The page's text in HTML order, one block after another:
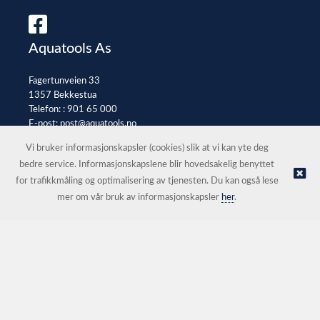
Aquatools As
Fagertunveien 33
1357 Bekkestua
Telefon: : 901 65 000
E-post:post@aquatools.no
© Aquatools As |Nettbutikk levert av Kréatif
Vi bruker informasjonskapsler (cookies) slik at vi kan yte deg
bedre service. Informasjonskapslene blir hovedsakelig benyttet
for trafikkmåling og optimalisering av tjenesten. Du kan også lese
mer om vår bruk av informasjonskapsler her.